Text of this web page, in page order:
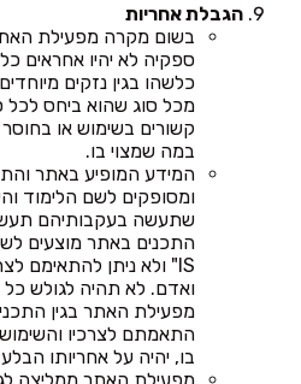
הגבלת אחריות
בשום מקרה מפעילת
ספקיה לא יהיו אחראים
כלשהו בגין נזקים
מכל סוג שהוא ביחס לכל
קשורים בשימוש או
במה שמצוי בו.
המידע המופיע באתר
ומסופקים לשם הלימוד
שתעשה בעקבותיהם
IS" ולא ניתן להתאימם לצרכיו של כל אדם
ואדם. לא תהיה לגולש
מפעילת האתר בגין
התאמתם לצרכיו
בו, יהיה על אחריותו